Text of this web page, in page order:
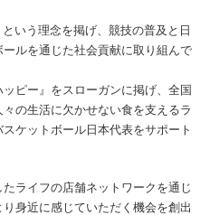
いう理念を掲げ、競技の普及と日
ルを通じた社会貢献に取り組んで
ピー』をスローガンに掲げ、全国
の生活に欠かせない食を支えるラ
ケットボール日本代表をサポート
ライフの店舗ネットワークを通じ
身近に感じていただく機会を創出